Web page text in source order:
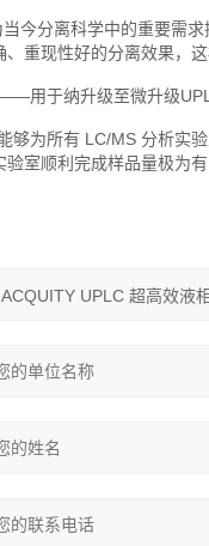
今分离科学中的重要需
重现性好的分离效果，
用于纳升级至微升级
够为所有 LC/MS 分析实
室顺利完成样品量极为